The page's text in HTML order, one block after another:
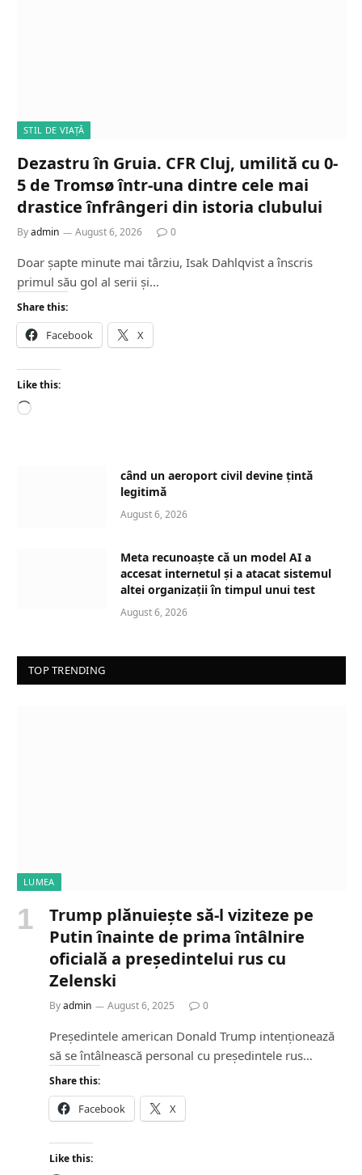
STIL DE VIAȚĂ
Dezastru în Gruia. CFR Cluj, umilită cu 0-
5 de Tromsø într-una dintre cele mai
drastice înfrângeri din istoria clubului
Byadmin August 6, 2026 0
Doar șapte minute mai târziu, Isak Dahlqvist a înscris
primul său gol al serii și…
Share this:
Facebook X
Like this:
L
când un aeroport civil devine țintă
legitimă
August 6, 2026
Meta recunoaște că un model AI a
accesat internetul și a atacat sistemul
altei organizații în timpul unui test
August 6, 2026
TOP TRENDING
LUMEA
Trump plănuiește să-l viziteze pe
Putin înainte de prima întâlnire
oficială a președintelui rus cu
Zelenski
Byadmin August 6, 2025 0
Președintele american Donald Trump intenționează
să se întâlnească personal cu președintele rus…
Share this:
Facebook X
Like this: